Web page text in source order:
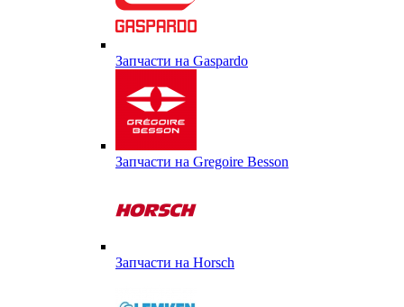
Запчасти на Gaspardo
Запчасти на Gregoire Besson
Запчасти на Horsch